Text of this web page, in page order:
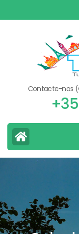
to
Contacte-nos